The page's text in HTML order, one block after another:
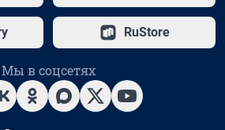
RuStore
Мы в соцсетях